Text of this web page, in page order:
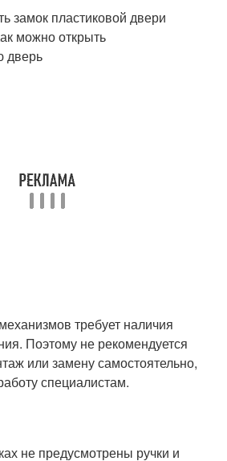
требует наличия
Поэтому не рекомендуется
или замену самостоятельно,
специалистам.
не предусмотрены ручки и